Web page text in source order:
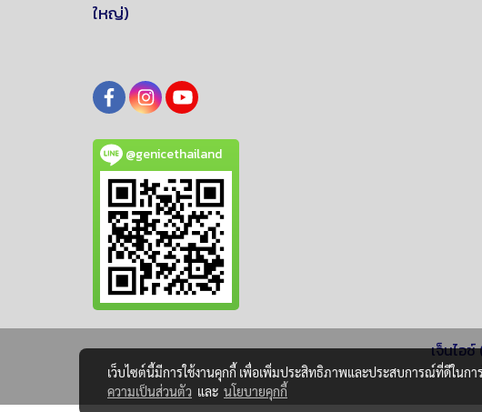
ใหญ่)
@genicethailand
เจ็นไอ
เว็บไซต์นี้มีการใช้งานคุกกี้ เพื่อเพิ่มประสิทธิภาพและประสบการณ์ที่ดีในก
ความเป็นส่วนตัว และ นโยบายคุกกี้